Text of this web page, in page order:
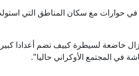
في حوارات مع سكان المناطق التي
خاضعة لسيطرة كييف تضم أعدادا
في المجتمع الأوكراني حاليا".